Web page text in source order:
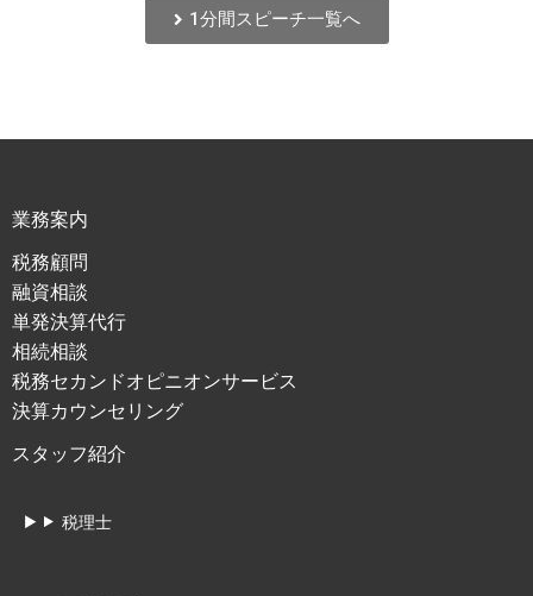
1分間スピーチ一覧へ
業務案内
税務顧問
融資相談
単発決算代行
相続相談
税務セカンドオピニオンサービス
決算カウンセリング
スタッフ紹介
税理士